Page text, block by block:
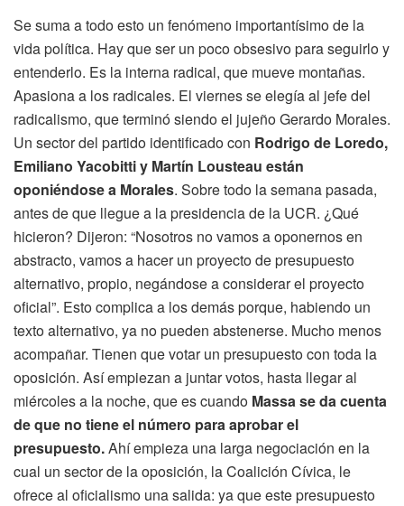
Se suma a todo esto un fenómeno importantísimo de la
vida política. Hay que ser un poco obsesivo para seguirlo y
entenderlo. Es la interna radical, que mueve montañas.
Apasiona a los radicales. El viernes se elegía al jefe del
radicalismo, que terminó siendo el jujeño Gerardo Morales.
Un sector del partido identificado con Rodrigo de Loredo,
Emiliano Yacobitti y Martín Lousteau están
oponiéndose a Morales. Sobre todo la semana pasada,
antes de que llegue a la presidencia de la UCR. ¿Qué
hicieron? Dijeron: “Nosotros no vamos a oponernos en
abstracto, vamos a hacer un proyecto de presupuesto
alternativo, propio, negándose a considerar el proyecto
oficial”. Esto complica a los demás porque, habiendo un
texto alternativo, ya no pueden abstenerse. Mucho menos
acompañar. Tienen que votar un presupuesto con toda la
oposición. Así empiezan a juntar votos, hasta llegar al
miércoles a la noche, que es cuando Massa se da cuenta
de que no tiene el número para aprobar el
presupuesto.Ahí empieza una larga negociación en la
cual un sector de la oposición, la Coalición Cívica, le
ofrece al oficialismo una salida: ya que este presupuesto